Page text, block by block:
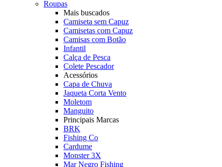
Roupas
Mais buscados
Camiseta sem Capuz
Camisetas com Capuz
Camisas com Botão
Infantil
Calça de Pesca
Colete Pescador
Acessórios
Capa de Chuva
Jaqueta Corta Vento
Moletom
Manguito
Principais Marcas
BRK
Fishing Co
Cardume
Monster 3X
Mar Negro Fishing